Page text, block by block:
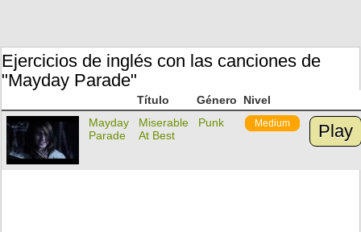
Ejercicios de inglés con las canciones de
"Mayday Parade"
Título Género
Nivel
Mayday
Parade
Miserable
At Best
Punk Medium Play